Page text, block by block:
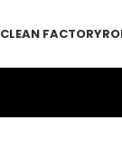
CLEAN FACTORY